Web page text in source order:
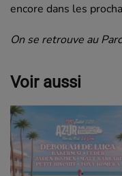
encore dans les
On se retrouve au
Voir aussi